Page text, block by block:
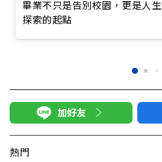
畢業不只是告別校園，更是人生
探索的起點
加好友
熱門